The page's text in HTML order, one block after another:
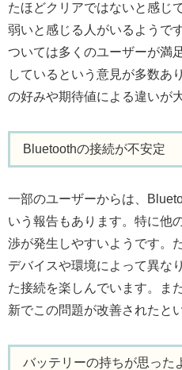
たほどクリアではないと感じ
弱いと感じる人がいるようで
ついては多くのユーザーが満
しているという意見が多数あ
の好みや期待値による違いが
Bluetoothの接続が不安定
一部のユーザーからは、
いう報告もあります。特に他
渉が発生しやすいようです。
デバイスや環境によって異な
た接続を楽しんでいます。ま
新でこの問題が改善されたと
バッテリーの持ちが思った